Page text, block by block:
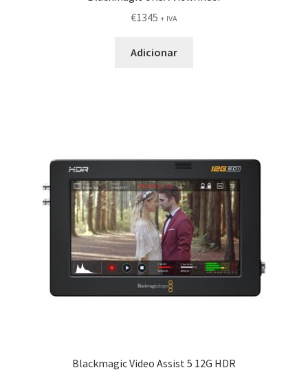
€1345 + IVA
Adicionar
Blackmagic Video Assist 5 12G HDR